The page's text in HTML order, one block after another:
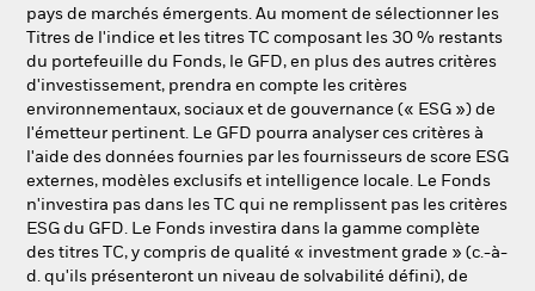
pays de marchés émergents. Au moment de sélectionner les
Titres de l'indice et les titres TC composant les 30 % restants
du portefeuille du Fonds, le GFD, en plus des autres critères
d'investissement, prendra en compte les critères
environnementaux, sociaux et de gouvernance (« ESG ») de
l'émetteur pertinent. Le GFD pourra analyser ces critères à
l'aide des données fournies par les fournisseurs de score ESG
externes, modèles exclusifs et intelligence locale. Le Fonds
n'investira pas dans les TC qui ne remplissent pas les critères
ESG du GFD. Le Fonds investira dans la gamme complète
des titres TC, y compris de qualité « investment grade » (c.-à-
d. qu'ils présenteront un niveau de solvabilité défini), de